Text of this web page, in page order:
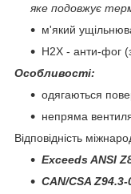
яке подовжує
м'який
H2X - анти-фог
Особливості:
одягаються
непряма
Відповідність
Exceeds ANSI
CAN/CSA Z94.3-